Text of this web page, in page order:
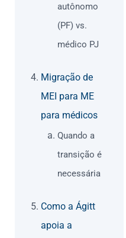
autônomo
(PF) vs.
médico PJ
Migração de
MEI para ME
para médicos
Quando a
transição é
necessária
Como a Ágitt
apoia a